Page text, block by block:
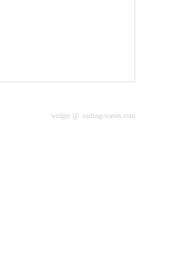
widget @ surfing-waves.com